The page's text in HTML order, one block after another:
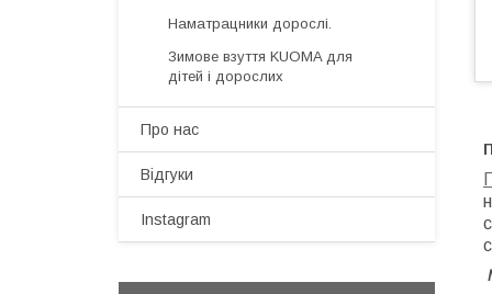
Наматрацники дорослі.
Зимове взуття KUOMA для
дітей і дорослих
Про нас
Відгуки
Instagram